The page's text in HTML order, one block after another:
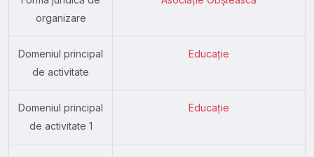
organizare
Domeniul principal
de activitate
Educație
Domeniul principal
de activitate 1
Educație